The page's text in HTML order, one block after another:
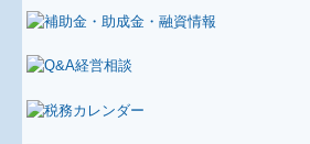
経営理念
システム